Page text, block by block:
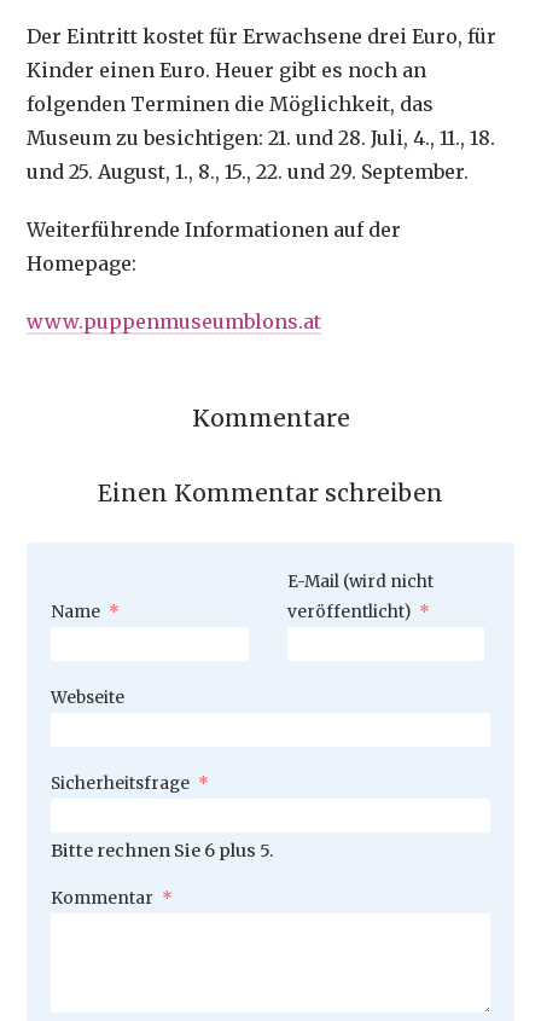
Der Eintritt kostet für Erwachsene drei Euro, für
Kinder einen Euro. Heuer gibt es noch an
folgenden Terminen die Möglichkeit, das
Museum zu besichtigen: 21. und 28. Juli, 4., 11., 18.
und 25. August, 1., 8., 15., 22. und 29. September.
Weiterführende Informationen auf der
Homepage:
www.puppenmuseumblons.at
Kommentare
Einen Kommentar schreiben
Pflichtfeld
Name *
Pflichtfeld
E-Mail (wird nicht
veröffentlicht) *
Webseite
Pflichtfeld
Sicherheitsfrage *
Bitte rechnen Sie 6 plus 5.
Pflichtfeld
Kommentar *